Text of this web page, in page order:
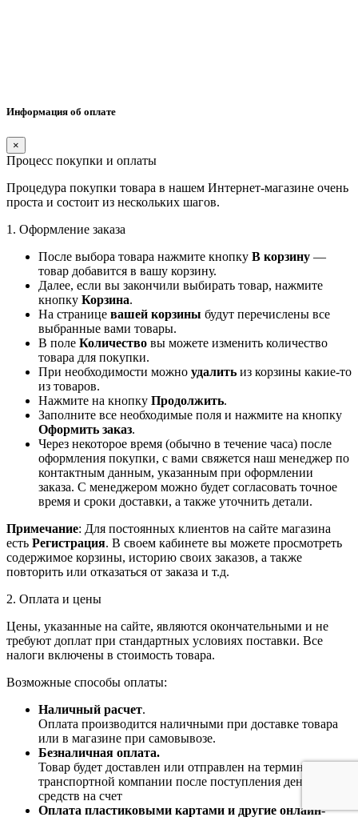
Информация об оплате
×
Процесс покупки и оплаты
Процедура покупки товара в нашем Интернет-магазине очень
проста и состоит из нескольких шагов.
1. Оформление заказа
После выбора товара нажмите кнопку В корзину —
товар добавится в вашу корзину.
Далее, если вы закончили выбирать товар, нажмите
кнопку Корзина.
На странице вашей корзины будут перечислены все
выбранные вами товары.
В поле Количество вы можете изменить количество
товара для покупки.
При необходимости можно удалить из корзины какие-то
из товаров.
Нажмите на кнопку Продолжить.
Заполните все необходимые поля и нажмите на кнопку
Оформить заказ.
Через некоторое время (обычно в течение часа) после
оформления покупки, с вами свяжется наш менеджер по
контактным данным, указанным при оформлении
заказа. С менеджером можно будет согласовать точное
время и сроки доставки, а также уточнить детали.
Примечание: Для постоянных клиентов на сайте магазина
есть Регистрация. В своем кабинете вы можете просмотреть
содержимое корзины, историю своих заказов, а также
повторить или отказаться от заказа и т.д.
2. Оплата и цены
Цены, указанные на сайте, являются окончательными и не
требуют доплат при стандартных условиях поставки. Все
налоги включены в стоимость товара.
Возможные способы оплаты:
Наличный расчет.
Оплата производится наличными при доставке товара
или в магазине при самовывозе.
Безналичная оплата.
Товар будет доставлен или отправлен на терминал
транспортной компании после поступления денежных
средств на счет
Оплата пластиковыми картами и другие онлайн-